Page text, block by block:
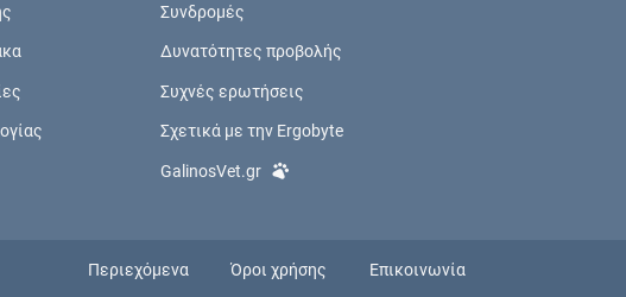
Συνδρομές
Δυνατότητες προβολής
Συχνές ερωτήσεις
Σχετικά με την Ergobyte
GalinosVet.gr
Περιεχόμενα Όροι χρήσης Επικοινωνία